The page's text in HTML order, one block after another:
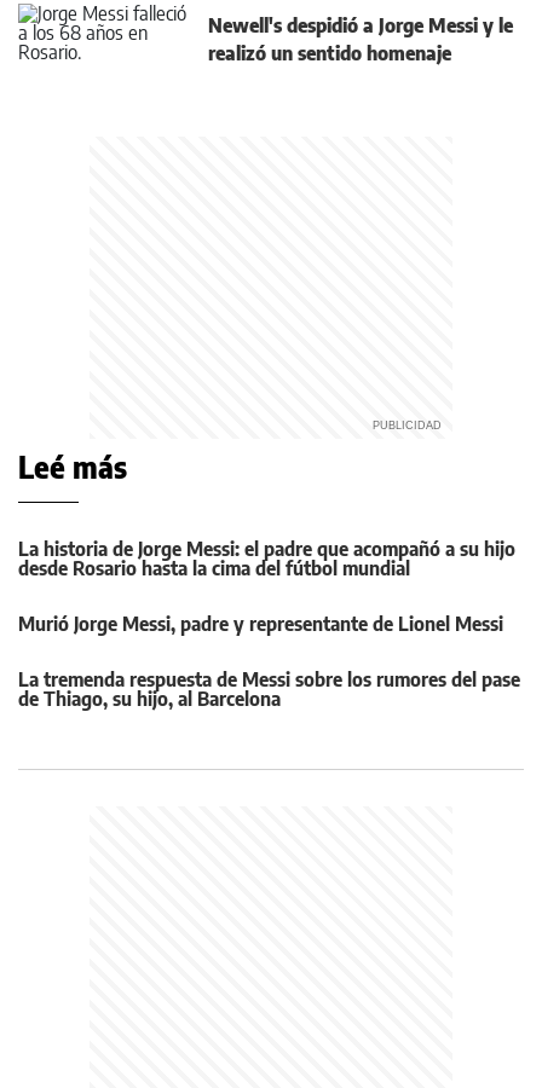
Newell's despidió a Jorge Messi y le
realizó un sentido homenaje
Leé más
La historia de Jorge Messi: el padre que acompañó a su hijo
desde Rosario hasta la cima del fútbol mundial
Murió Jorge Messi, padre y representante de Lionel Messi
La tremenda respuesta de Messi sobre los rumores del pase
de Thiago, su hijo, al Barcelona